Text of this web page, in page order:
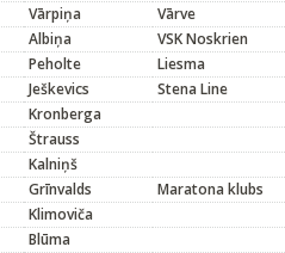
Vārpiņa
Vārve
Albiņa
VSK Noskrien
Peholte
Liesma
Ješkevics
Stena Line
Kronberga
Štrauss
Kalniņš
Grīnvalds
Maratona klubs
Klimoviča
Blūma